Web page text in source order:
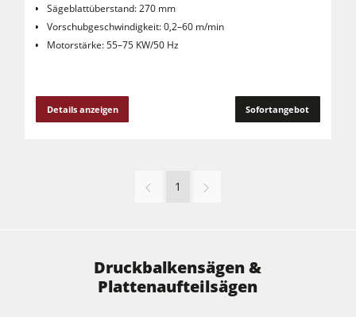
Sägeblattüberstand: 270 mm
Vorschubgeschwindigkeit: 0,2–60 m/min
Motorstärke: 55–75 KW/50 Hz
Details anzeigen Sofortangebot
1
Druckbalkensägen &
Plattenaufteilsägen